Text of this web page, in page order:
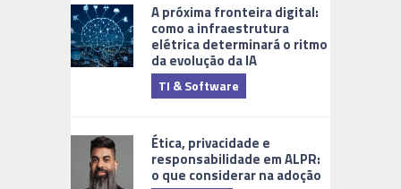
A próxima fronteira digital:
como a infraestrutura
elétrica determinará o ritmo
da evolução da IA
TI & Software
Ética, privacidade e
responsabilidade em ALPR:
o que considerar na adoção